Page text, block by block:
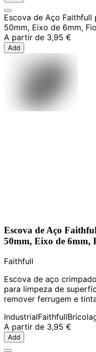
Escova de Aço Faithfull
50mm, Eixo de 6mm,
A partir de 3,95 €
Add
Escova de Aço
50mm, Eixo de 6mm,
Faithfull
Escova de aço
para limpeza de
remover ferrugem e
IndustrialFaithfull
A partir de 3,95 €
Add